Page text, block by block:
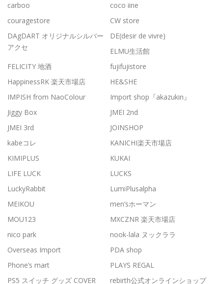
carboo
coco iine
couragestore
CW store
DAgDART オリジナルシルバー
アクセ
DE(desir de vivre)
ELMU生活館
FELICITY 地酒
fujifujistore
HappinessRK 楽天市場店
HE&SHE
IMPISH from NaoColour
Import shop『akazukin』
Jiggy Box
JMEI 2nd
JMEI 3rd
JOINSHOP
kabeコレ
KANICHI楽天市場店
KIMIPLUS
KUKAI
LIFE LUCK
LUCKS
LuckyRabbit
LumiPlusalpha
MEIKOU
men’sホーマン
MOU123
MXCZNR 楽天市場店
nico park
nook-lala ヌックララ
Overseas Import
PDA shop
Phone’s mart
PLAYS REGAL
PS5 スイッチ グッズ COVER
rebirth公式オンラインショップ